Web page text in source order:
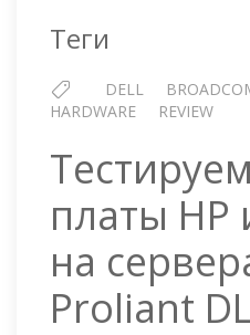
Теги
DELL
HARDWARE
REVIEW
платы HP
на
Proliant